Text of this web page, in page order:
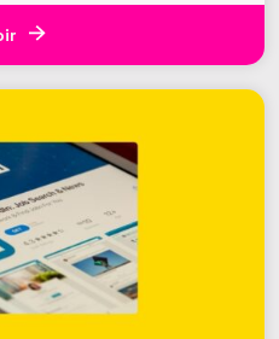
d’échanges à la
invitent à